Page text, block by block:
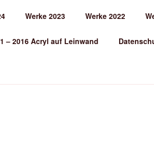
Werke 2023 Werke 2022
– 2016 Acryl auf Leinwand